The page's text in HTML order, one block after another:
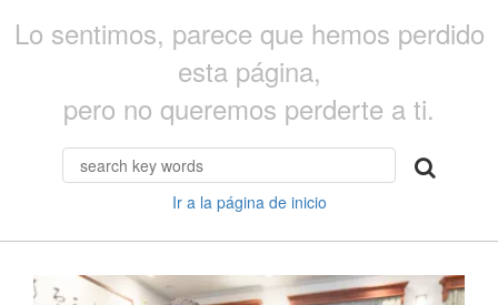
Lo sentimos, parece que hemos perdido
esta página,
pero no queremos perderte a ti.
Ir a la página de inicio